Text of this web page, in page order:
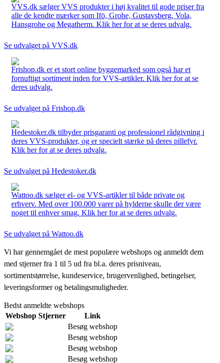
VVS.dk sælger VVS produkter i høj kvalitet til gode priser fra
alle de kendte mærker som Ifö, Grohe, Gustavsberg, Vola,
Hansgrohe og Megatherm. Klik her for at se deres udvalg.
Se udvalget på VVS.dk
Frishop.dk er et stort online byggemarked som også har et
fornuftigt sortiment inden for VVS-artikler. Klik her for at se
deres udvalg.
Se udvalget på Frishop.dk
Hedestoker.dk tilbyder prisgaranti og professionel rådgivning i
deres VVS-produkter, og er specielt stærke på deres pillefyr.
Klik her for at se deres udvalg.
Se udvalget på Hedestoker.dk
Wattoo.dk sælger el- og VVS-artikler til både private og
erhverv. Med over 100.000 varer på hylderne skulle der være
noget til enhver smag. Klik her for at se deres udvalg.
Se udvalget på Wattoo.dk
Vi har gennemgået de mest populære webshops og anmeldt dem
med stjerner fra 1 til 5 ud fra bl.a. deres prisniveau,
sortimentstørrelse, kundeservice, brugervenlighed, betingelser,
leveringsformer og betalingsmuligheder.
Bedst anmeldte webshops
Webshop Stjerner
Link
Besøg webshop
Besøg webshop
Besøg webshop
Besøg webshop